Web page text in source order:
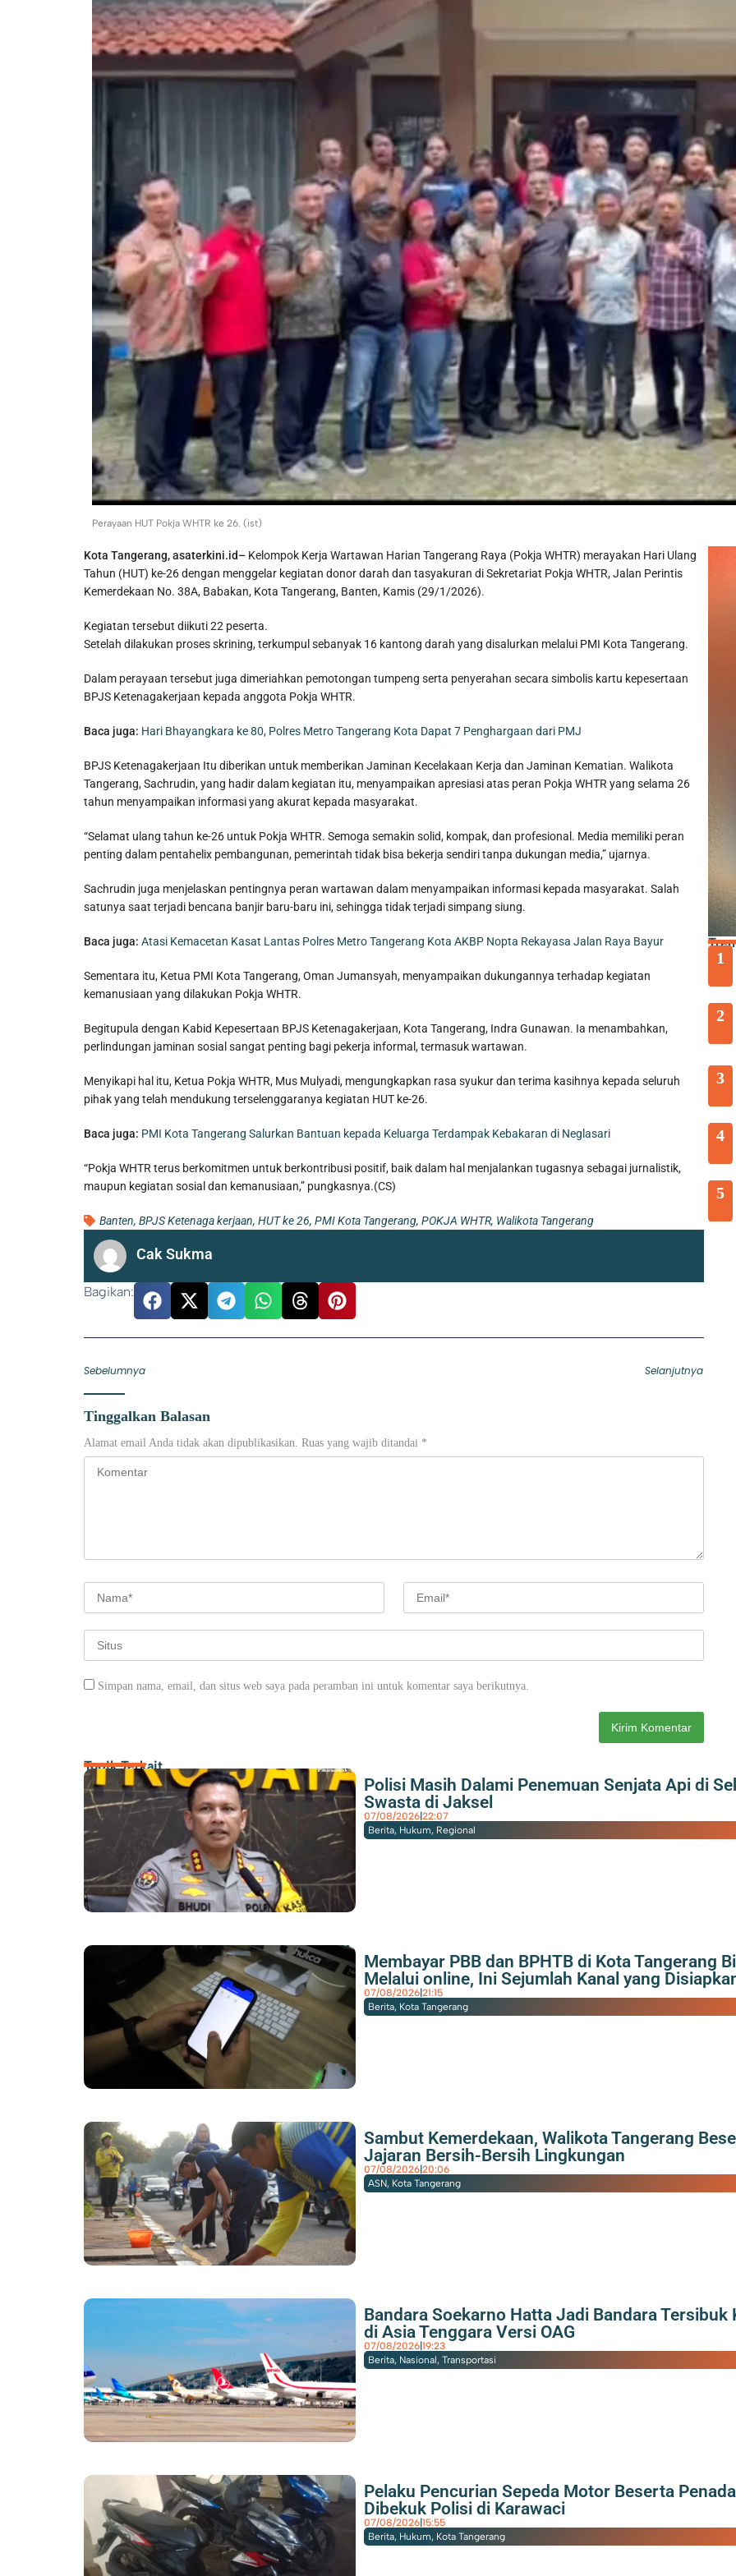
Perayaan HUT Pokja WHTR ke 26. (ist)
Kota Tangerang, asaterkini.id– Kelompok Kerja Wartawan Harian Tangerang Raya (Pokja WHTR) merayakan Hari Ulang
Tahun (HUT) ke-26 dengan menggelar kegiatan donor darah dan tasyakuran di Sekretariat Pokja WHTR, Jalan Perintis
Kemerdekaan No. 38A, Babakan, Kota Tangerang, Banten, Kamis (29/1/2026).
Kegiatan tersebut diikuti 22 peserta.
Setelah dilakukan proses skrining, terkumpul sebanyak 16 kantong darah yang disalurkan melalui PMI Kota Tangerang.
Dalam perayaan tersebut juga dimeriahkan pemotongan tumpeng serta penyerahan secara simbolis kartu kepesertaan
BPJS Ketenagakerjaan kepada anggota Pokja WHTR.
Baca juga: Hari Bhayangkara ke 80, Polres Metro Tangerang Kota Dapat 7 Penghargaan dari PMJ
BPJS Ketenagakerjaan Itu diberikan untuk memberikan Jaminan Kecelakaan Kerja dan Jaminan Kematian. Walikota
Tangerang, Sachrudin, yang hadir dalam kegiatan itu, menyampaikan apresiasi atas peran Pokja WHTR yang selama 26
tahun menyampaikan informasi yang akurat kepada masyarakat.
“Selamat ulang tahun ke-26 untuk Pokja WHTR. Semoga semakin solid, kompak, dan profesional. Media memiliki peran
penting dalam pentahelix pembangunan, pemerintah tidak bisa bekerja sendiri tanpa dukungan media,” ujarnya.
Sachrudin juga menjelaskan pentingnya peran wartawan dalam menyampaikan informasi kepada masyarakat. Salah
satunya saat terjadi bencana banjir baru-baru ini, sehingga tidak terjadi simpang siung.
Baca juga: Atasi Kemacetan Kasat Lantas Polres Metro Tangerang Kota AKBP Nopta Rekayasa Jalan Raya Bayur
Sementara itu, Ketua PMI Kota Tangerang, Oman Jumansyah, menyampaikan dukungannya terhadap kegiatan
kemanusiaan yang dilakukan Pokja WHTR.
Begitupula dengan Kabid Kepesertaan BPJS Ketenagakerjaan, Kota Tangerang, Indra Gunawan. Ia menambahkan,
perlindungan jaminan sosial sangat penting bagi pekerja informal, termasuk wartawan.
Menyikapi hal itu, Ketua Pokja WHTR, Mus Mulyadi, mengungkapkan rasa syukur dan terima kasihnya kepada seluruh
pihak yang telah mendukung terselenggaranya kegiatan HUT ke-26.
Baca juga: PMI Kota Tangerang Salurkan Bantuan kepada Keluarga Terdampak Kebakaran di Neglasari
“Pokja WHTR terus berkomitmen untuk berkontribusi positif, baik dalam hal menjalankan tugasnya sebagai jurnalistik,
maupun kegiatan sosial dan kemanusiaan,” pungkasnya.(CS)
Banten, BPJS Ketenaga kerjaan, HUT ke 26, PMI Kota Tangerang, POKJA WHTR, Walikota Tangerang
Cak Sukma
Bagikan:
Sebelumnya Selanjutnya
Tinggalkan Balasan
Alamat email Anda tidak akan dipublikasikan. Ruas yang wajib ditandai *
Simpan nama, email, dan situs web saya pada peramban ini untuk komentar saya berikutnya.
Topik Terkait
Polisi Masih Dalami Penemuan Senjata Api di
Swasta di Jaksel
07/08/2026 22:07
Berita, Hukum, Regional
Membayar PBB dan BPHTB di Kota Tangerang
Melalui online, Ini Sejumlah Kanal yang
07/08/2026 21:15
Berita, Kota Tangerang
Sambut Kemerdekaan, Walikota Tangerang
Jajaran Bersih-Bersih Lingkungan
07/08/2026 20:06
ASN, Kota Tangerang
Bandara Soekarno Hatta Jadi Bandara Tersibuk
di Asia Tenggara Versi OAG
07/08/2026 19:23
Berita, Nasional, Transportasi
Pelaku Pencurian Sepeda Motor Beserta
Dibekuk Polisi di Karawaci
07/08/2026 15:55
Berita, Hukum, Kota Tangerang
1
2
3
4
5